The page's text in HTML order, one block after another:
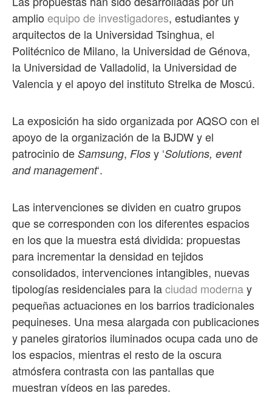
amplio equipo de investigadores, estudiantes y
arquitectos de la Universidad Tsinghua, el
Politécnico de Milano, la Universidad de Génova,
la Universidad de Valladolid, la Universidad de
Valencia y el apoyo del instituto Strelka de Moscú.
La exposición ha sido organizada por AQSO con el
apoyo de la organización de la BJDW y el
patrocinio de Samsung, Flos y ‘Solutions, event
and management‘.
Las intervenciones se dividen en cuatro grupos
que se corresponden con los diferentes espacios
en los que la muestra está dividida: propuestas
para incrementar la densidad en tejidos
consolidados, intervenciones intangibles, nuevas
tipologías residenciales para laciudad modernay
pequeñas actuaciones en los barrios tradicionales
pequineses. Una mesa alargada con publicaciones
y paneles giratorios iluminados ocupa cada uno de
los espacios, mientras el resto de la oscura
atmósfera contrasta con las pantallas que
muestran vídeos en las paredes.